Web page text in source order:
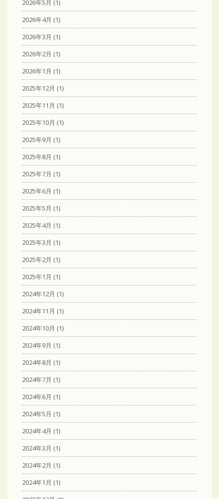
2026年5月 (1)
2026年4月 (1)
2026年3月 (1)
2026年2月 (1)
2026年1月 (1)
2025年12月 (1)
2025年11月 (1)
2025年10月 (1)
2025年9月 (1)
2025年8月 (1)
2025年7月 (1)
2025年6月 (1)
2025年5月 (1)
2025年4月 (1)
2025年3月 (1)
2025年2月 (1)
2025年1月 (1)
2024年12月 (1)
2024年11月 (1)
2024年10月 (1)
2024年9月 (1)
2024年8月 (1)
2024年7月 (1)
2024年6月 (1)
2024年5月 (1)
2024年4月 (1)
2024年3月 (1)
2024年2月 (1)
2024年1月 (1)